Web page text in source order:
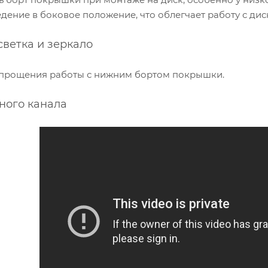
в боковое положение, что облегчает работу с
и зеркало
работы с нижним бортом покрышки.
канала